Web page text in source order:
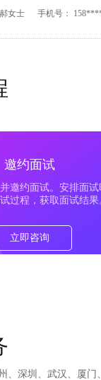
郝女士 手机号：
邀约面试
邀约面试。安排面
过程，获取面试结果
立即咨询
深圳、武汉、厦门